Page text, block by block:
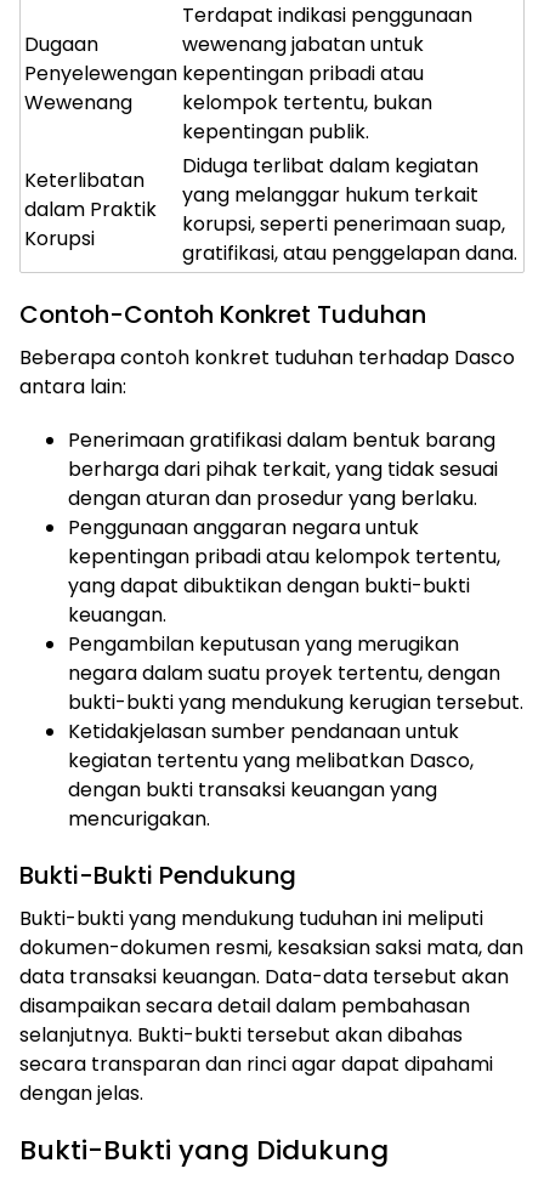
Dugaan
Penyelewengan
Wewenang
Terdapat indikasi penggunaan
wewenang jabatan untuk
kepentingan pribadi atau
kelompok tertentu, bukan
kepentingan publik.
Keterlibatan
dalam Praktik
Korupsi
Diduga terlibat dalam kegiatan
yang melanggar hukum terkait
korupsi, seperti penerimaan suap,
gratifikasi, atau penggelapan dana.
Contoh-Contoh Konkret Tuduhan
Beberapa contoh konkret tuduhan terhadap Dasco
antara lain:
Penerimaan gratifikasi dalam bentuk barang
berharga dari pihak terkait, yang tidak sesuai
dengan aturan dan prosedur yang berlaku.
Penggunaan anggaran negara untuk
kepentingan pribadi atau kelompok tertentu,
yang dapat dibuktikan dengan bukti-bukti
keuangan.
Pengambilan keputusan yang merugikan
negara dalam suatu proyek tertentu, dengan
bukti-bukti yang mendukung kerugian tersebut.
Ketidakjelasan sumber pendanaan untuk
kegiatan tertentu yang melibatkan Dasco,
dengan bukti transaksi keuangan yang
mencurigakan.
Bukti-Bukti Pendukung
Bukti-bukti yang mendukung tuduhan ini meliputi
dokumen-dokumen resmi, kesaksian saksi mata, dan
data transaksi keuangan. Data-data tersebut akan
disampaikan secara detail dalam pembahasan
selanjutnya. Bukti-bukti tersebut akan dibahas
secara transparan dan rinci agar dapat dipahami
dengan jelas.
Bukti-Bukti yang Didukung